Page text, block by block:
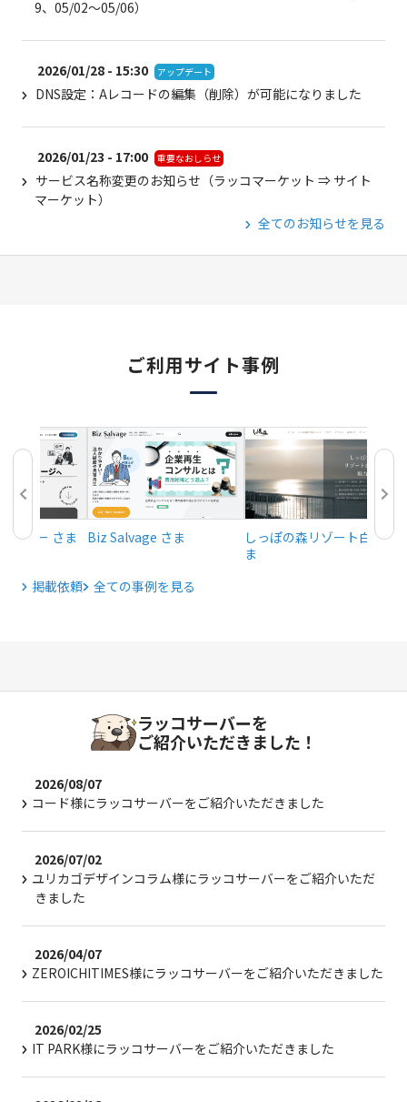
9、05/02～05/06）
2026/01/28 - 15:30 アップデート
DNS設定：Aレコードの編集（削除）が可能になりました
2026/01/23 - 17:00 重要なおしらせ
サービス名称変更のお知らせ（ラッコマーケット ⇒ サイト
マーケット）
全てのお知らせを見る
ご利用サイト事例
ンシー さま Biz Salvage さま
しっぽの森リゾート白浜 さ
ま
掲載依頼 全ての事例を見る
ラッコサーバーを
ご紹介いただきました！
2026/08/07
コード様にラッコサーバーをご紹介いただきました
2026/07/02
ユリカゴデザインコラム様にラッコサーバーをご紹介いただ
きました
2026/04/07
ZEROICHITIMES様にラッコサーバーをご紹介いただきました
2026/02/25
IT PARK様にラッコサーバーをご紹介いただきました